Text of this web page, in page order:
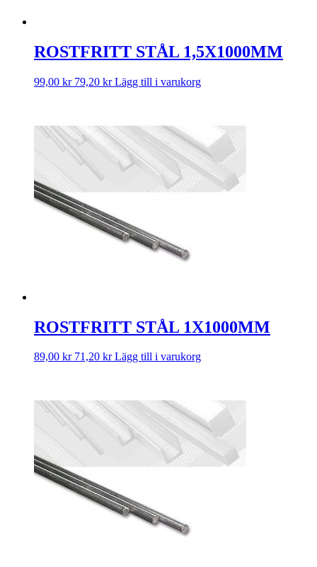
ROSTFRITT STÅL 1,5X1000MM
99,00 kr 79,20 kr Lägg till i varukorg
ROSTFRITT STÅL 1X1000MM
89,00 kr 71,20 kr Lägg till i varukorg